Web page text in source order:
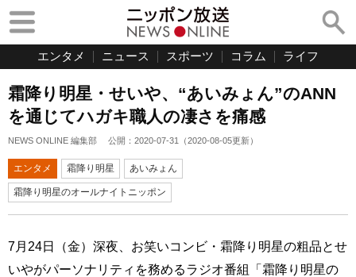
エンタメ ニュース スポーツ コラム ライフ
霜降り明星・せいや、“あいみょん”のANN
を通じてハガキ職人の凄さを痛感
NEWS ONLINE 編集部 公開： 2020-07-31 （2020-08-05更新）
エンタメ 霜降り明星 あいみょん
霜降り明星のオールナイトニッポン
7月24日（金）深夜、お笑いコンビ・霜降り明星の粗品とせ
いやがパーソナリティを務めるラジオ番組「霜降り明星の